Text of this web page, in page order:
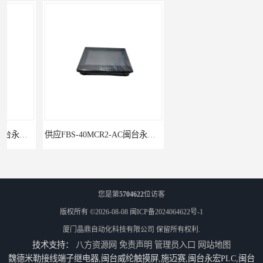
供应FBS-40MCR2-AC闽台永宏FATEKPLC
您是第5704622位访客
版权所有 ©2026-08-08 闽ICP备2024064622号-1
厦门晶鼎自动化科技有限公司 保留所有权利.
技术支持： 八方资源网 免责声明 管理员入口 网站地图
魏德米勒接线端子继电器,闽台威纶触摸屏,施迈赛,闽台永宏PLC,闽台